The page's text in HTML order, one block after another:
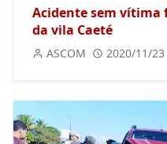
Acidente sem vítima
da vila Caeté
ASCOM 2020/11/23